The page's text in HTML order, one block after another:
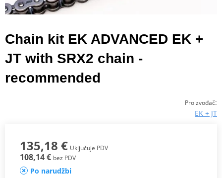
Chain kit EK ADVANCED EK +
JT with SRX2 chain -
recommended
Proizvođač:
EK + JT
135,18 € Uključuje PDV
108,14 € bez PDV
Po narudžbi